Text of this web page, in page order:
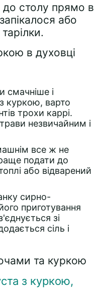
столу прямо в
або
смачніше і
куркою, варто
трохи каррі.
незвичайним і
все ж не
подати до
або відварений
сирно-
приготування
зі
сіль і
з куркою,